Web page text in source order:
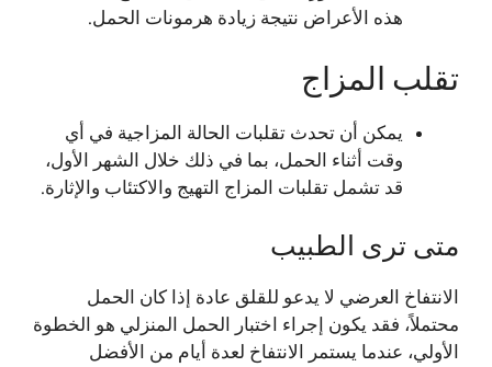
هذه الأعراض نتيجة زيادة هرمونات الحمل.
تقلب المزاج
يمكن أن تحدث تقلبات الحالة المزاجية في أي
وقت أثناء الحمل، بما في ذلك خلال الشهر الأول،
قد تشمل تقلبات المزاج التهيج والاكتئاب والإثارة.
متى ترى الطبيب
الانتفاخ العرضي لا يدعو للقلق عادة إذا كان الحمل
محتملاً، فقد يكون إجراء اختبار الحمل المنزلي هو الخطوة
الأولي، عندما يستمر الانتفاخ لعدة أيام من الأفضل